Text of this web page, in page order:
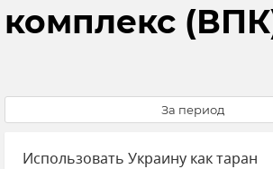
комплекс
За период
Использовать Украину как таран